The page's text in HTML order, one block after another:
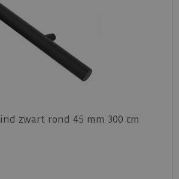
zwart rond 45 mm 300 cm